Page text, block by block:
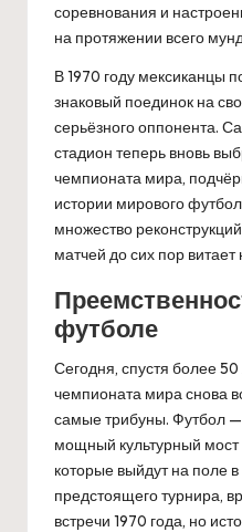
соревнования и
на протяжении всего
В 1970 году мексиканцы
знаковый поединок на
серьёзного оппонента.
стадион теперь вновь
чемпионата мира,
истории мирового
множество
матчей до сих пор витает
футболе
Сегодня, спустя более
чемпионата мира снова
самые трибуны. Футбол —
мощный культурный
которые выйдут на поле
предстоящего турнира,
встречи 1970 года, но